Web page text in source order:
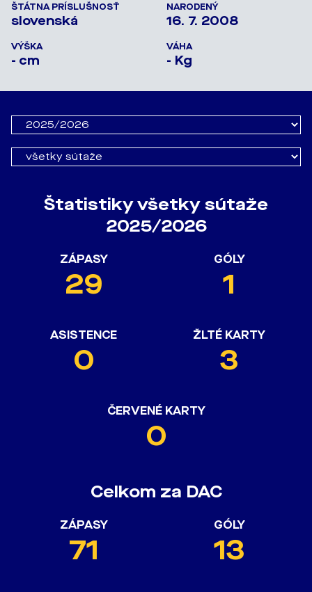
ŠTÁTNA PRÍSLUŠNOSŤ
slovenská
NARODENÝ
16. 7. 2008
VÝŠKA
- cm
VÁHA
- Kg
Štatistiky všetky sútaže
2025/2026
ZÁPASY
29
GÓLY
1
ASISTENCE
0
ŽLTÉ KARTY
3
ČERVENÉ KARTY
0
Celkom za DAC
ZÁPASY
71
GÓLY
13